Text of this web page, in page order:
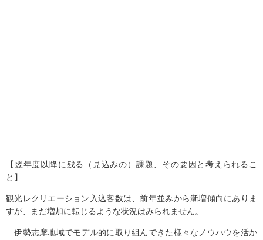
【翌年度以降に残る（見込みの）課題、その要因と考えられるこ
と】
観光レクリエーション入込客数は、前年並みから漸増傾向にありま
すが、まだ増加に転じるような状況はみられません。
伊勢志摩地域でモデル的に取り組んできた様々なノウハウを活か